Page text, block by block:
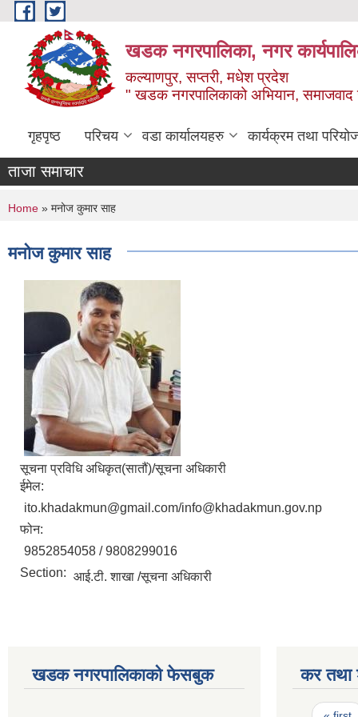
Skip to main content
खडक नगरपालिका, नगर
कल्याणपुर, सप्तरी, मधेश प्रदेश
" खडक नगरपालिकाको अभियान, समाजवाद
गृहपृष्ठ परिचय वडा कार्यालयहरु कार्यक्रम तथा
ताजा समाचार
You are here
Home » मनोज कुमार साह
मनोज कुमार साह
सूचना प्रविधि अधिकृत(सातौं)/सूचना अधिकारी
ईमेल:
ito.khadakmun@gmail.com/info@khadakmun.gov.np
फोन:
9852854058 / 9808299016
Section: आई.टी. शाखा /सूचना अधिकारी
खडक नगरपालिकाको फेसबुक कर